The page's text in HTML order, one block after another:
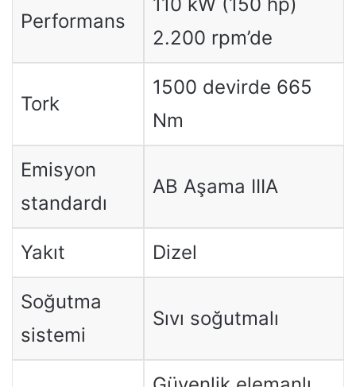
Performans
2.200 rpm’de
Tork
1500 devirde 665
Nm
Emisyon
standardı
AB Aşama IIIA
Yakıt Dizel
Soğutma
sistemi
Sıvı soğutmalı